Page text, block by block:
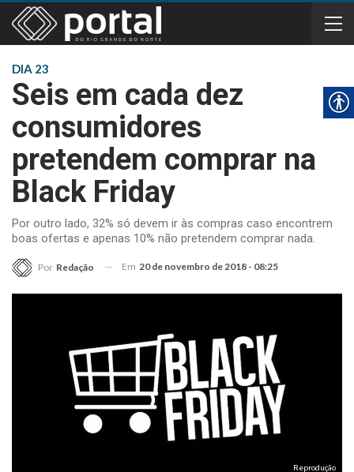
DIA 23
Seis em cada dez
consumidores
pretendem comprar na
Black Friday
Por outro lado, 32% só devem ir às compras caso encontrem
boas ofertas e apenas 10% não pretendem comprar nada.
Por Redação Em 20 de novembro de 2018 - 08:25
Reprodução